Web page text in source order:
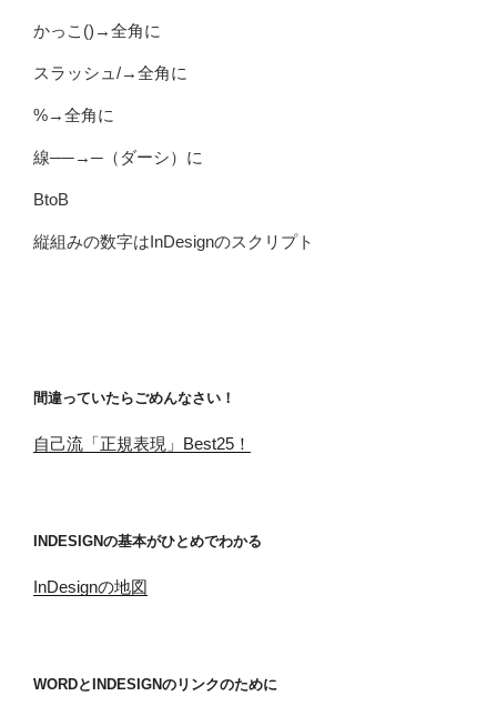
かっこ()→全角に
スラッシュ/→全角に
%→全角に
線──→─（ダーシ）に
BtoB
縦組みの数字はInDesignのスクリプト
間違っていたらごめんなさい！
自己流「正規表現」Best25！
INDESIGNの基本がひとめでわかる
InDesignの地図
WORDとINDESIGNのリンクのために